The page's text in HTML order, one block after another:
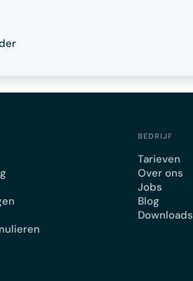
BEDRIJF
Tarieven
Over ons
Jobs
Blog
Downloads